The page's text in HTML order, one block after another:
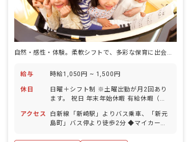
給与 時給1,050円 ~ 1,500円
休日
日曜＋シフト制 ※土曜出勤が月2回あり
ます。 祝日 年末年始休暇 有給休暇（法
後・育児休暇（取得率100％、復帰率も
ほぼ100％！）
アクセス
白新線「新崎駅」よりバス乗車、「新元
島町」バス停より徒歩2分 ◆マイカー通